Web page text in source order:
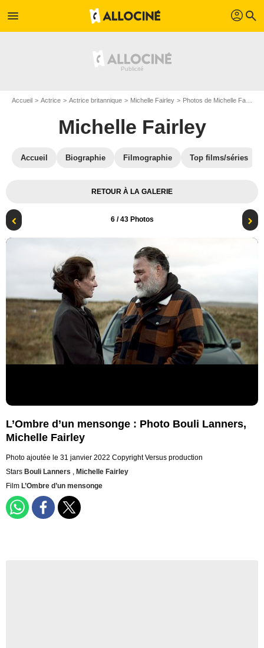
menu profil search
Accueil Actrice Actrice britannique Michelle Fairley Photos de Michelle Fairley
Michelle Fairley
Accueil Biographie Filmographie Top films/séries
RETOUR À LA GALERIE
6/ 43 Photos
L’Ombre d’un mensonge : Photo Bouli Lanners,
Michelle Fairley
Photo ajoutée le 31 janvier 2022 Copyright Versus production
Stars Bouli Lanners , Michelle Fairley
Film L’Ombre d’un mensonge